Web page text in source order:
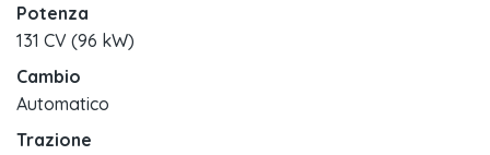
Potenza
131 CV (96 kW)
Cambio
Automatico
Trazione